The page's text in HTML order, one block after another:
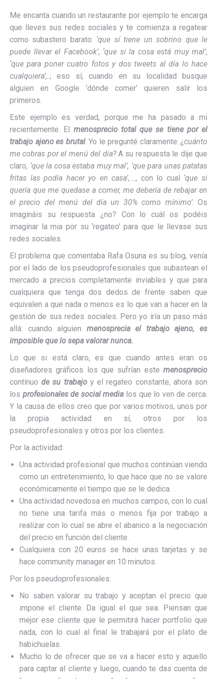
Me encanta cuando un restaurante por ejemplo te encarga
que lleves sus redes sociales y te comienza a regatear
como subastero barato: ‘que sí tiene un sobrino que le
puede llevar el Facebook’, ‘que si la cosa está muy mal’,
‘que para poner cuatro fotos y dos tweets al día lo hace
cualquiera’,..; eso sí, cuando en su localidad busque
alguien en Google ‘dónde comer’ quieren salir los
primeros.
Este ejemplo es verdad, porque me ha pasado a mi
recientemente. El menosprecio total que se tiene por el
trabajo ajeno es brutal. Yo le pregunté claramente: ¿cuánto
me cobras por el menú del día?A su respuesta le dije que
claro, ‘que la cosa estaba muy mal’, ‘que para unas patatas
fritas las podía hacer yo en casa’,…., con lo cual ‘que si
quería que me quedase a comer, me debería de rebajar en
el precio del menú del día un 30% como mínimo’. Os
imagináis su respuesta ¿no? Con lo cuál os podéis
imaginar la mia por su ‘regateo’ para que le llevase sus
redes sociales.
El problema que comentaba Rafa Osuna es su blog, venía
por el lado de los pseudoprofesionales que subastean el
mercado a precios completamente inviables y que para
cualquiera que tenga dos dedos de frente saben que
equivalen a que nada o menos es lo que van a hacer en la
gestión de sus redes sociales. Pero yo iría un paso más
allá: cuando alguien menosprecia el trabajo ajeno, es
imposible que lo sepa valorar nunca.
Lo que si está claro, es que cuando antes eran os
diseñadores gráficos los que sufrían este menosprecio
contínuode su trabajoy el regateo constante, ahora son
los profesionales de social media los que lo ven de cerca.
Y la causa de ellos creo que por varios motivos, unos por
la propia actividad en sí, otros por los
pseudoprofesionales y otros por los clientes:
Por la actividad:
Una actividad profesional que muchos continúan viendo
como un entretenimiento, lo que hace que no se valore
económicamente el tiempo que se le dedica.
Una actividad novedosa en muchos campos, con lo cual
no tiene una tarifa más o menos fija por trabajo a
realizar con lo cual se abre el abanico a la negociación
del precio en función del cliente.
Cualquiera con 20 euros se hace unas tarjetas y se
hace community manager en 10 minutos.
Por los pseudoprofesionales:
No saben valorar su trabajo y aceptan el precio que
impone el cliente. Da igual el que sea. Piensan que
mejor ese cliente que le permitirá hacer portfolio que
nada, con lo cual al final le trabajará por el plato de
habichuelas.
Mucho lo de ofrecer que se va a hacer esto y aquello
para captar al cliente y luego, cuando te das cuenta de